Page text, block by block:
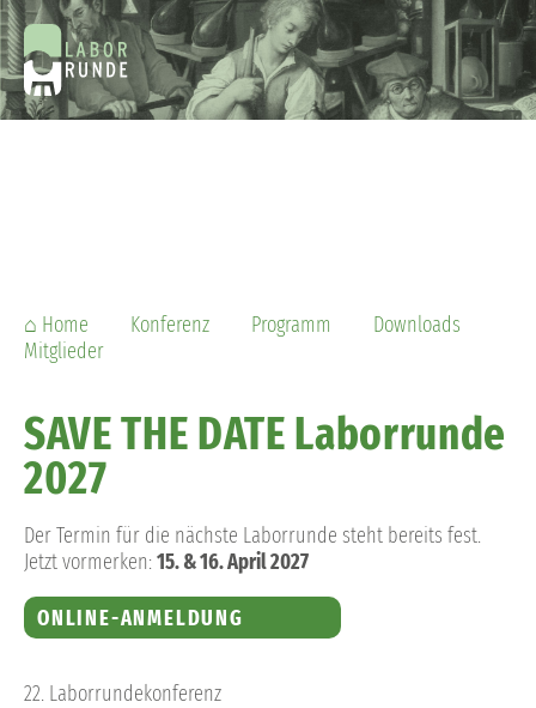
22. Laborrunde-Symposium am 23. und 24.
Weniger ist mehr
⌂ Home Konferenz Programm
Downloads
Mitglieder
SAVE THE DATE Laborrunde
2027
Der Termin für die nächste Laborrunde steht bereits fest.
Jetzt vormerken:15. & 16. April 2027
ONLINE-ANMELDUNG
22. Laborrundekonferenz